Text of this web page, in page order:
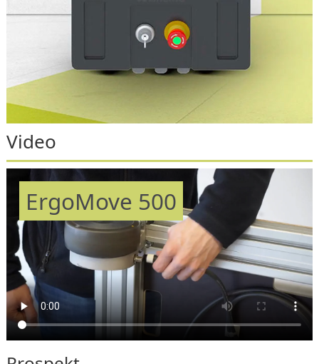
Video
ErgoMove 500